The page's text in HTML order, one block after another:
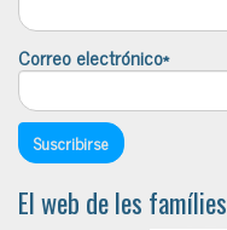
Correo electrónico*
El web de les famílies